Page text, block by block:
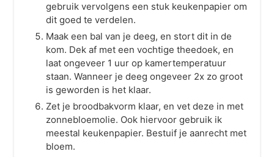
gebruik vervolgens een stuk keukenpapier om
dit goed te verdelen.
Maak een bal van je deeg, en stort dit in de
kom. Dek af met een vochtige theedoek, en
laat ongeveer 1 uur op kamertemperatuur
staan. Wanneer je deeg ongeveer 2x zo groot
is geworden is het klaar.
Zet je broodbakvorm klaar, en vet deze in met
zonnebloemolie. Ook hiervoor gebruik ik
meestal keukenpapier. Bestuif je aanrecht met
bloem.